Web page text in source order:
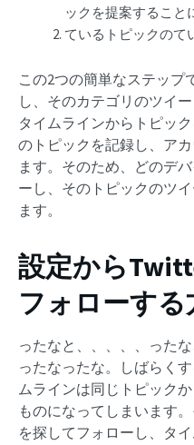
ックを提案すること
ているトピックのて
この2つの簡単なステップ
し、そのカテゴリのツイ
タイムラインからトピッ
のトピックを記録し、ア
ます。そのため、どのデ
ーし、そのトピックのツ
ます。
設定から
フォローする
ったなと、、、、、った
ったなったな。しばらく
ムラインは同じトピック
ものになってしまいます
を探してフォローし、タ